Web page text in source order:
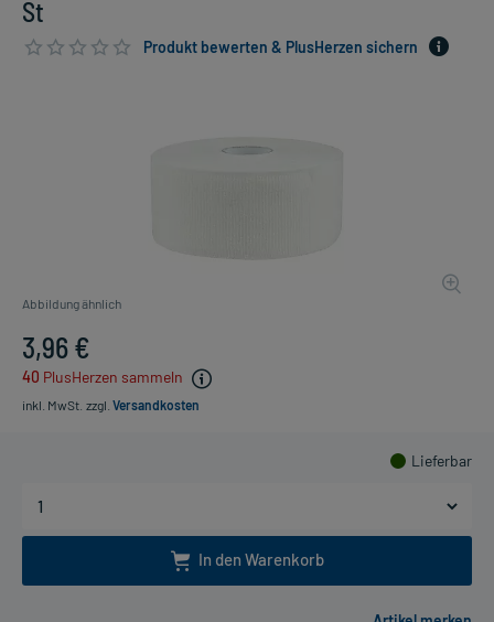
St
Produkt bewerten & PlusHerzen sichern
Abbildung ähnlich
3,96 €
40 PlusHerzen sammeln
inkl. MwSt. zzgl. Versandkosten
Lieferbar
In den Warenkorb